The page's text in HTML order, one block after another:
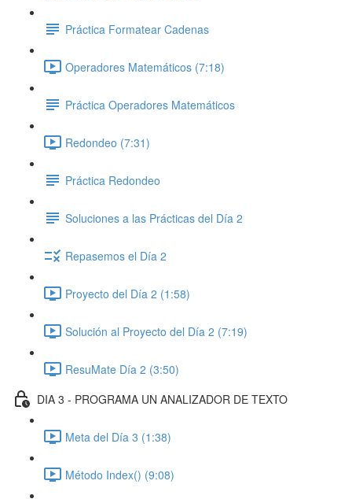
Práctica Formatear Cadenas
Operadores Matemáticos (7:18)
Práctica Operadores Matemáticos
Redondeo (7:31)
Práctica Redondeo
Soluciones a las Prácticas del Día 2
Repasemos el Día 2
Proyecto del Día 2 (1:58)
Solución al Proyecto del Día 2 (7:19)
ResuMate Día 2 (3:50)
DIA 3 - PROGRAMA UN ANALIZADOR DE TEXTO
Meta del Día 3 (1:38)
Método Index() (9:08)